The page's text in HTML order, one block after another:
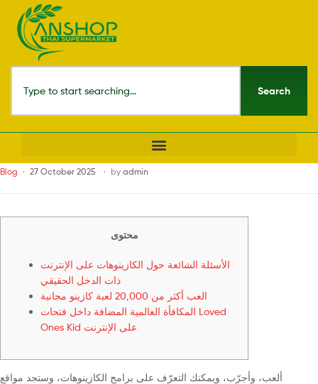
Search
Blog 27 October 2025 by admin
محتوى
الأسئلة الشائعة حول الكازينوهات على الإنترنت
ذات الدخل الحقيقي
العب أكثر من 20,000 لعبة كازينو مجانية
المكافأة العالمية المضافة داخل فتحات Loved
Ones Kid على الإنترنت
ألعب، وأجرّب، ويمكنك التعرّف على برامج الكازينوهات، وستجد مواقع